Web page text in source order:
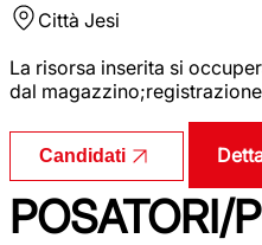
Città Jesi
La risorsa inserita si
dal
Candidati
POSATORI/